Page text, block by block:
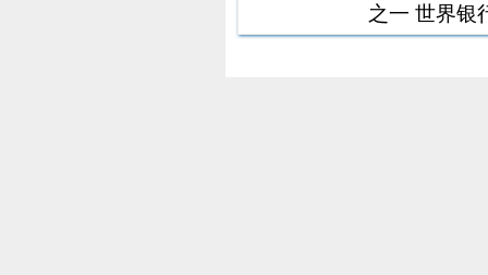
之一 世界银
收入不平等